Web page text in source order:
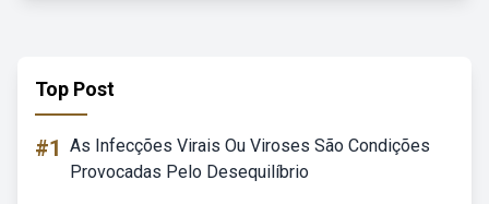
Top Post
#1 As Infecções Virais Ou Viroses São Condições
Provocadas Pelo Desequilíbrio